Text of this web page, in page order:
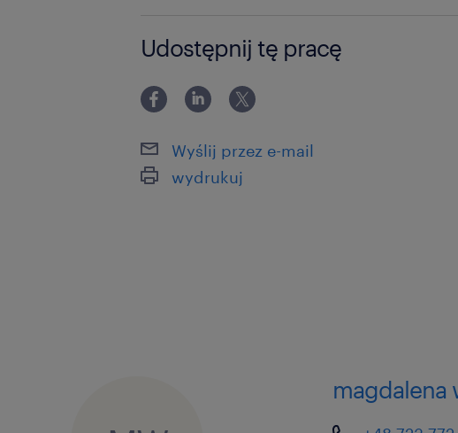
Udostępnij tę pracę
Wyślij przez e-mail
wydrukuj
magdalena